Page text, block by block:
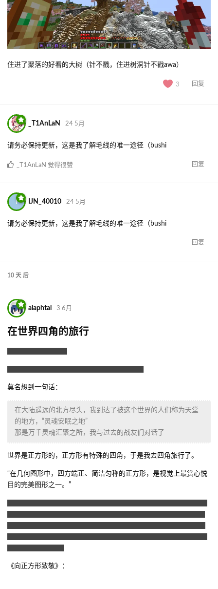
住进了聚落的好看的大树（针不戳，住进树洞针不戳awa）
3 回复
_T1AnLaN 24 5月
请务必保持更新，这是我了解毛线的唯一途径（bushi
回复
_T1AnLaN 觉得很赞
I IJN_40010 24 5月
请务必保持更新，这是我了解毛线的唯一途径（bushi
回复
10 天 后
alaphtal 3 6月
在世界四角的旅行
莫名想到一句话：
在大陆遥远的北方尽头，我到达了被这个世界的人们称为天堂
的地方，“灵魂安眠之地”
那是万千灵魂汇聚之所，我与过去的战友们对话了
世界是正方形的，正方形有特殊的四角，于是我去四角旅行了。
“在几何图形中，四方端正、简洁匀称的正方形，是视觉上最赏心悦
目的完美图形之一。”
《向正方形致敬》：